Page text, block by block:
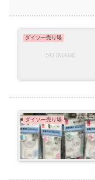
ダイソー売り場
ダイソー売り場